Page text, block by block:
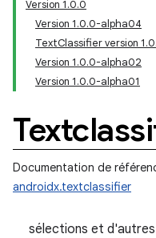
Version 1.0.0
Version 1.0.0-alpha04
TextClassifier version
Version 1.0.0-alpha02
Version 1.0.0-alpha01
Documentation de
androidx.textclassifier
sélections et